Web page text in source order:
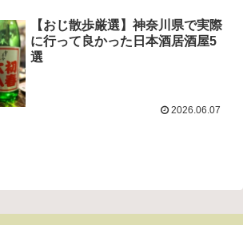
【おじ散歩厳選】神奈川県で実際
に行って良かった日本酒居酒屋5
選
2026.06.07